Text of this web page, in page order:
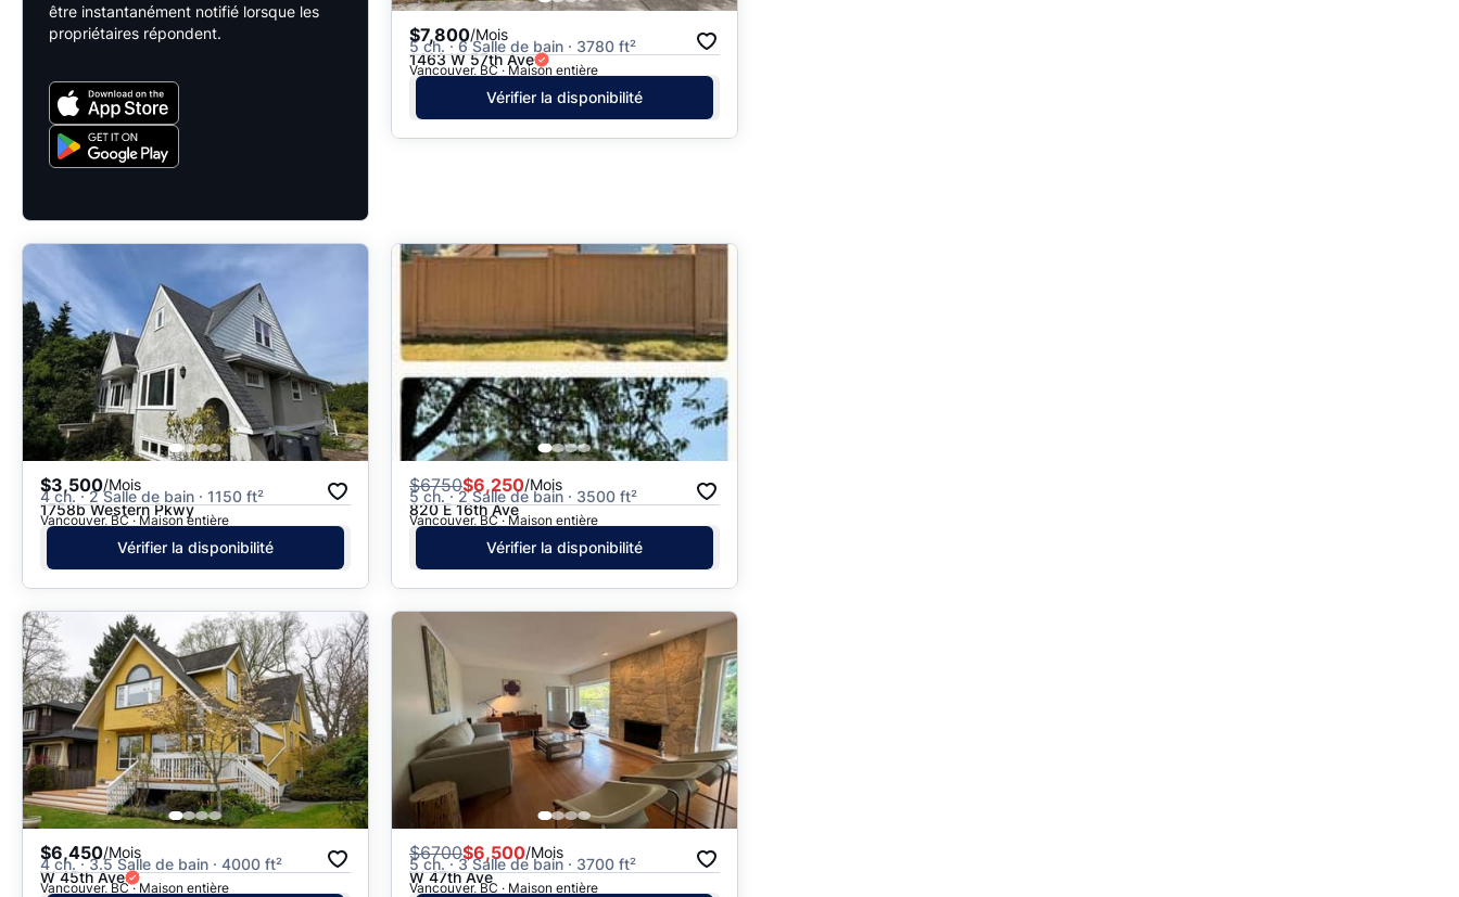
être instantanément notifié lorsque les
propriétaires répondent.
$7,800/Mois
5 ch. · 6 Salle de bain · 3780 ft²
1463 W 57th Ave
Vancouver, BC · Maison entière
Vérifier la disponibilité
$3,500/Mois
4 ch. · 2 Salle de bain · 1150 ft²
1758b Western Pkwy
Vancouver, BC · Maison entière
Vérifier la disponibilité
$6750$6,250/Mois
5 ch. · 2 Salle de bain · 3500 ft²
820 E 16th Ave
Vancouver, BC · Maison entière
Vérifier la disponibilité
$6,450/Mois
4 ch. · 3.5 Salle de bain · 4000 ft²
W 45th Ave
Vancouver, BC · Maison entière
$6700$6,500/Mois
5 ch. · 3 Salle de bain · 3700 ft²
W 47th Ave
Vancouver, BC · Maison entière